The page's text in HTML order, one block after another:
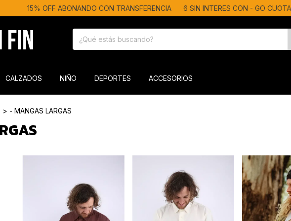
15% OFF ABONANDO CON TRANSFERENCIA 6 SIN INTERES CON - GO CUOTAS
CALZADOS NIÑO DEPORTES ACCESORIOS
> - MANGAS LARGAS